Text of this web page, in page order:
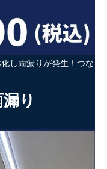
し雨漏りが発生！つな
り